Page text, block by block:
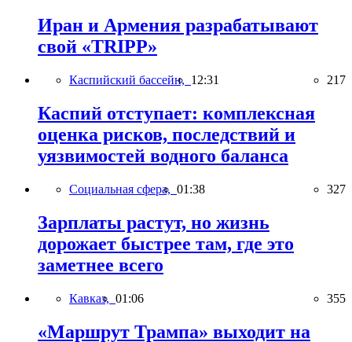
Иран и Армения разрабатывают
свой «TRIPP»
Каспийский бассейн, 12:31 217
Каспий отступает: комплексная
оценка рисков, последствий и
уязвимостей водного баланса
Социальная сфера, 01:38 327
Зарплаты растут, но жизнь
дорожает быстрее там, где это
заметнее всего
Кавказ, 01:06 355
«Маршрут Трампа» выходит на